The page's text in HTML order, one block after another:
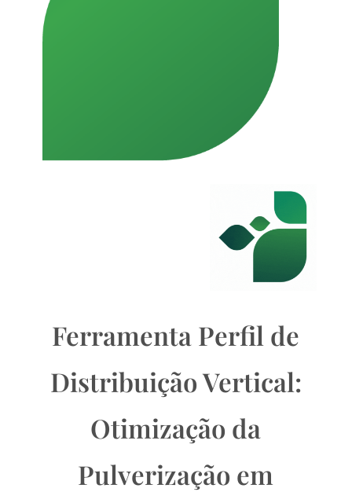
Ferramenta Perfil de
Distribuição Vertical:
Otimização da
Pulverização em